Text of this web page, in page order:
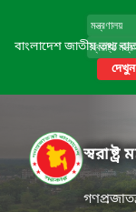
বাংলাদেশ জাতীয় তথ্য
দেখুন
স্বরাষ্ট্র